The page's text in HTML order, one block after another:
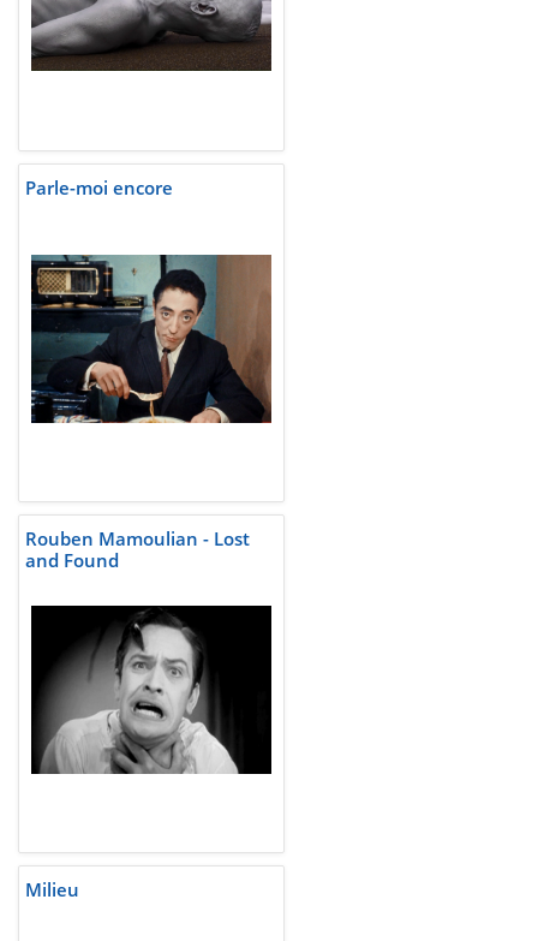
Parle-moi encore
Rouben Mamoulian - Lost
and Found
Milieu